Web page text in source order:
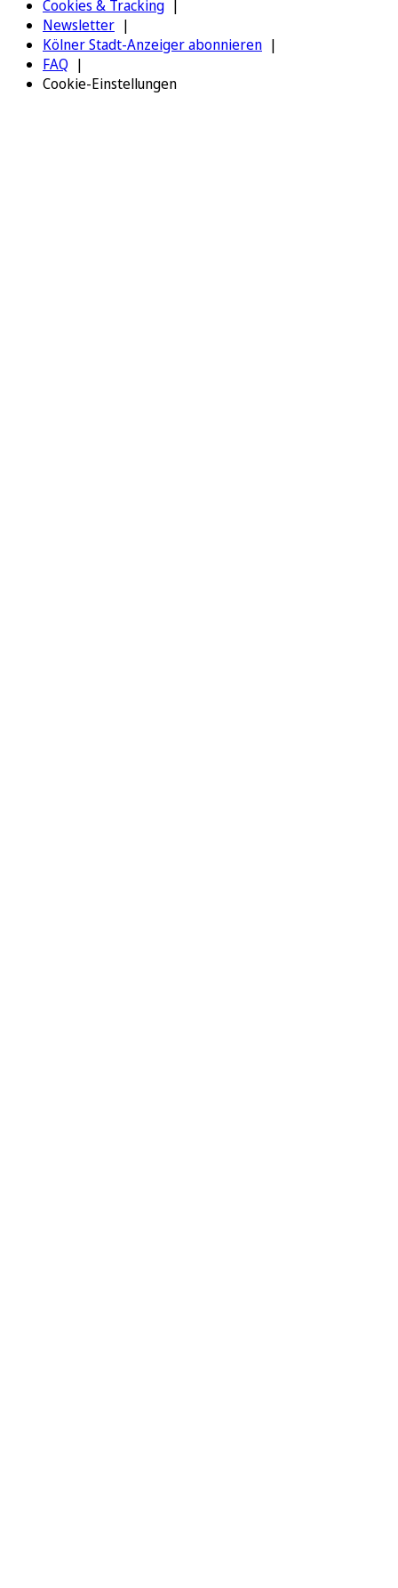
Cookies & Tracking
Newsletter
Kölner Stadt-Anzeiger abonnieren
FAQ
Cookie-Einstellungen